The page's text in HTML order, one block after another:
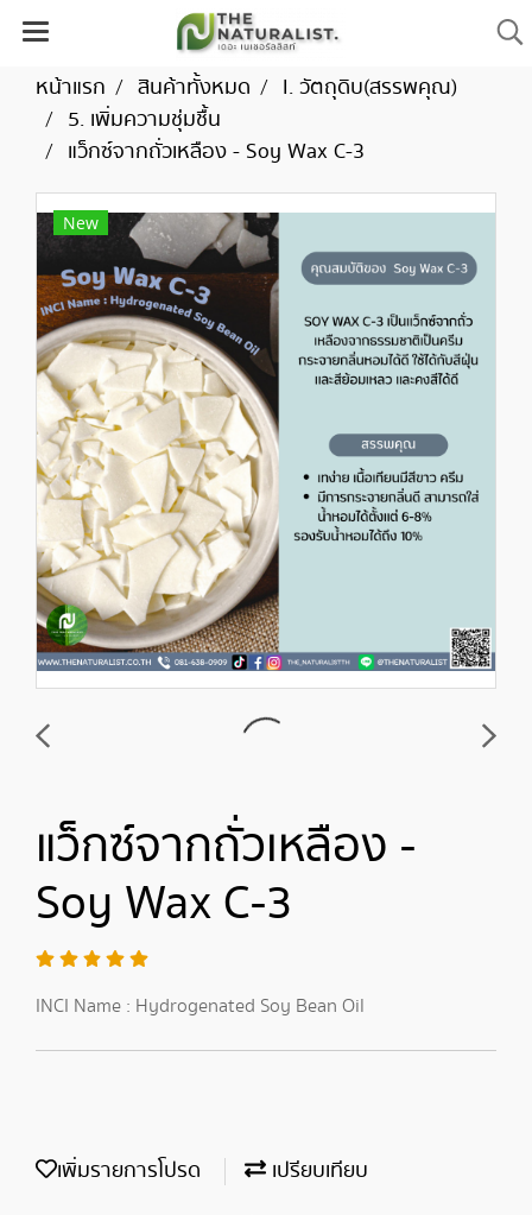
หน้าแรก สินค้าทั้งหมด
I. วัตถุดิบ(สรรพคุณ)
5. เพิ่มความชุ่มชื้น
แว็กซ์จากถั่วเหลือง - Soy Wax C-3
New
แว็กซ์จากถั่วเหลือง -
Soy Wax C-3
INCI Name : Hydrogenated Soy Bean Oil
เพิ่มรายการโปรด เปรียบเทียบ